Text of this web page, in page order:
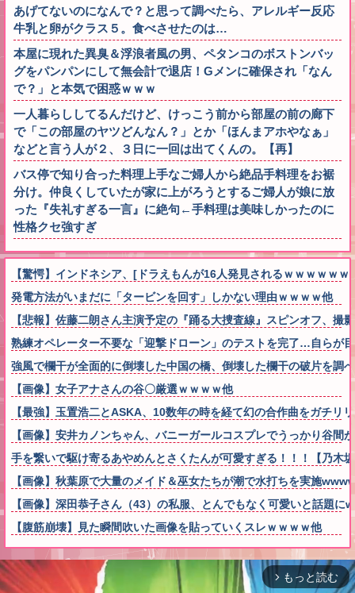
あげてないのになんで？と思って調べたら、アレルギー反応
牛乳と卵がクラス５。食べさせたのは…
本屋に現れた異臭＆浮浪者風の男、ペタンコのボストンバッ
グをパンパンにして無会計で退店！Gメンに確保され「なん
で？」と本気で困惑ｗｗｗ
一人暮らししてるんだけど、けっこう前から部屋の前の廊下
で「この部屋のヤツどんなん？」とか「ほんまアホやなぁ」
などと言う人が２、３日に一回は出てくんの。【再】
バス停で知り合った料理上手なご婦人から絶品手料理をお裾
分け。仲良くしていたが家に上がろうとするご婦人が娘に放
った『失礼すぎる一言』に絶句←手料理は美味しかったのに
性格クセ強すぎ
【驚愕】インドネシア、[ドラえもんが16人発見されるｗｗｗｗｗｗ
発電方法がいまだに「タービンを回す」しかない理由ｗｗｗｗ他
【悲報】佐藤二朗さん主演予定の『踊る大捜査線』スピンオフ、撮
熟練オペレーター不要な「迎撃ドローン」のテストを完了…自らが
強風で欄干が全面的に倒壊した中国の橋、倒壊した欄干の破片を
【画像】女子アナさんの谷〇厳選ｗｗｗｗ他
【最強】玉置浩二とASKA、10数年の時を経て幻の合作曲をガチリ
【画像】安井カノンちゃん、バニーガールコスプレでうっかり谷間
手を繋いで駆け寄るあやめんとさくたんが可愛すぎる！！！【乃木
【画像】秋葉原で大量のメイド＆巫女たちが潮で水打ちを実施
【画像】深田恭子さん（43）の私服、とんでもなく可愛いと話題に
【腹筋崩壊】見た瞬間吹いた画像を貼っていくスレｗｗｗｗ他
arrow_forward_ios もっと読む